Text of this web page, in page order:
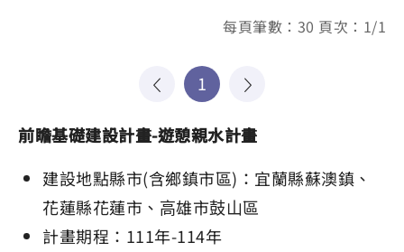
每頁筆數：30 頁次：1/1
1
前瞻基礎建設計畫-遊憩親水計畫
建設地點縣市(含鄉鎮市區)：宜蘭縣蘇澳鎮、
花蓮縣花蓮市、⾼雄市⿎⼭區
計畫期程：111年-114年